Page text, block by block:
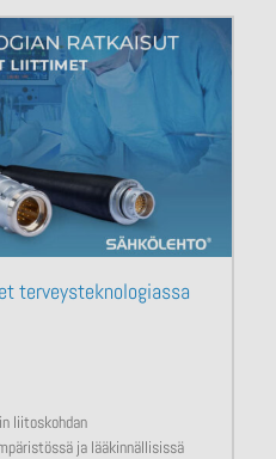
terveysteknologiassa
liitoskohdan
ja lääkinnällisissä